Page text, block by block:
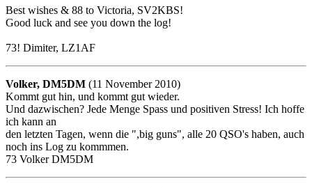
Best wishes & 88 to Victoria, SV2KBS!
Good luck and see you down the log!
73! Dimiter, LZ1AF
Volker, DM5DM (11 November 2010)
Kommt gut hin, und kommt gut wieder.
Und dazwischen? Jede Menge Spass und positiven Stress! Ich hoffe
ich kann an
den letzten Tagen, wenn die ",big guns", alle 20 QSO's haben, auch
noch ins Log zu kommmen.
73 Volker DM5DM